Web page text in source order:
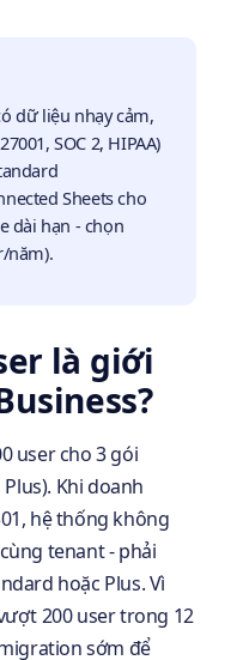
dữ liệu nhạy cảm,
SOC 2, HIPAA)
Sheets cho
dài hạn - chọn
năm).
là giới
user cho 3 gói
Khi doanh
hệ thống không
tenant - phải
hoặc Plus. Vì
200 user trong 12
sớm để